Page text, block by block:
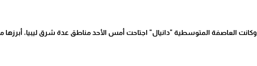
وكانت العاصفة المتوسطية "دانيال" اجتاحت أمس الأحد مناطق عدة شرق ليبيا، أبرزها